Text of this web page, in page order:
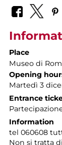
Place
Museo di
Opening
Martedì 3
Entrance
Information
tel 060608
Non si tratta